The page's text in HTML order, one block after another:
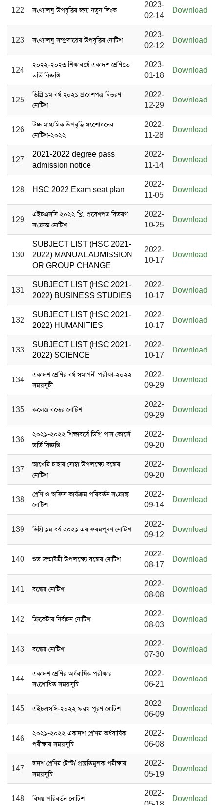
122 সংখ্যালঘু উপবৃত্তির জন্য নতুন লিংক
2023-
02-14
Download
123 সংখ্যালঘু সম্প্রদায়ের উপবৃত্তির নোটিশ
2023-
02-12
Download
124
২০২২-২০২৩ শিক্ষাবর্ষে একাদশ শ্রেণিতে
ভর্তি বিজ্ঞপ্তি
2023-
01-18
Download
125
ডিগ্রি ১ম বর্ষ ২০২১ প্রবেশপত্র বিতরণ
নোটিশ
2022-
12-29
Download
126
উচ্চ মাধ্যমিক উপবৃত্তি সংশোধনের
নোটিশ-২০২২
2022-
11-28
Download
127
2021-2022 degree pass
admission notice
2022-
11-14
Download
128 HSC 2022 Exam seat plan
2022-
11-05
Download
129
এইচএসসি ২০২২ খ্রি. প্রবেশপত্র বিতরণ
সংক্রান্ত নোটিশ
2022-
10-25
Download
130
SUBJECT LIST (HSC 2021-
2022) MANUAL ADMISSION
OR GROUP CHANGE
2022-
10-17
Download
131
SUBJECT LIST (HSC 2021-
2022) BUSINESS STUDIES
2022-
10-17
Download
132
SUBJECT LIST (HSC 2021-
2022) HUMANITIES
2022-
10-17
Download
133
SUBJECT LIST (HSC 2021-
2022) SCIENCE
2022-
10-17
Download
134
একাদশ শ্রেণির বর্ষ সমাপনী পরীক্ষা-২০২২
সময়সূচী
2022-
09-29
Download
135 কলেজ বন্ধের নোটিশ
2022-
09-29
Download
136
২০২১-২০২২ শিক্ষাবর্ষে ডিগ্রি পাস কোর্সে
ভর্তি বিজ্ঞপ্তি
2022-
09-20
Download
137
আখেরি চাহার সোম্বা উপলক্ষ্যে বন্ধের
নোটিশ
2022-
09-20
Download
138
শ্রেণি ও অফিস কার্যক্রম পরিবর্তন সংক্রান্ত
নোটিশ
2022-
09-14
Download
139 ডিগ্রি ১ম বর্ষ ২০২১ এর ফরমপূরণ নোটিশ
2022-
09-12
Download
140 শুভ জন্মাষ্টমী উপলক্ষ্যে বন্ধের নোটিশ
2022-
08-17
Download
141 বন্ধের নোটিশ
2022-
08-08
Download
142 ক্রিকেটার নির্বাচন নোটিশ
2022-
08-03
Download
143 বন্ধের নোটিশ
2022-
07-30
Download
144
একাদশ শ্রেণির অর্ধবার্ষিক পরীক্ষার
সংশোধিত সময়সূচি
2022-
06-21
Download
145 এইচএসসি-২০২২ ফরম পূরণ নোটিশ
2022-
06-09
Download
146
২০২১-২০২২ একাদশ শ্রেণির অর্ধবার্ষিক
পরীক্ষার সময়সূচি
2022-
06-08
Download
147
দ্বাদশ শ্রেণির টেস্ট/ প্রস্তুতিমূলক পরীক্ষার
সময়সূচি
2022-
05-19
Download
148 বিষয় পরিবর্তন নোটিশ
2022-
Download